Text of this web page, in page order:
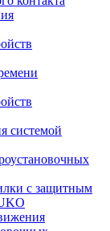
системой
с защитным